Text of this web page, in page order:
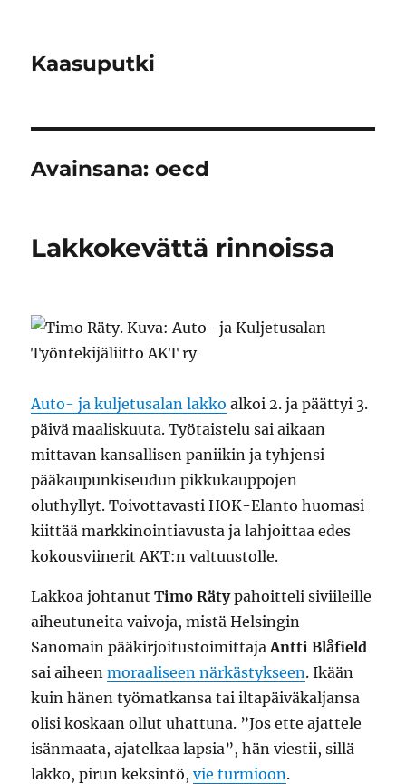
Kaasuputki
Avainsana:oecd
Lakkokevättä rinnoissa
Auto- ja kuljetusalan lakko alkoi 2. ja päättyi 3.
päivä maaliskuuta. Työtaistelu sai aikaan
mittavan kansallisen paniikin ja tyhjensi
pääkaupunkiseudun pikkukauppojen
oluthyllyt. Toivottavasti HOK-Elanto huomasi
kiittää markkinointiavusta ja lahjoittaa edes
kokousviinerit AKT:n valtuustolle.
Lakkoa johtanutTimo Rätypahoitteli siviileille
aiheutuneita vaivoja, mistä Helsingin
Sanomain pääkirjoitustoimittajaAntti Blåfield
sai aiheenmoraaliseen närkästykseen. Ikään
kuin hänen työmatkansa tai iltapäiväkaljansa
olisi koskaan ollut uhattuna. ”Jos ette ajattele
isänmaata, ajatelkaa lapsia”, hän viestii, sillä
lakko, pirun keksintö,vie turmioon.